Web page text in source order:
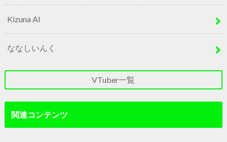
Kizuna AI
ななしいんく
VTuber一覧
関連コンテンツ